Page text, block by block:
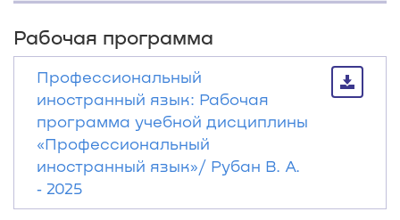
Рабочая программа
Профессиональный
иностранный язык: Рабочая
программа учебной дисциплины
«Профессиональный
иностранный язык»/ Рубан В. А.
‐ 2025